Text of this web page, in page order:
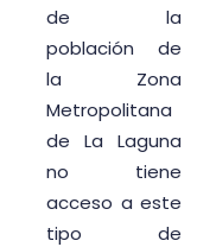
de la
población de
la Zona
Metropolitana
de La Laguna
no tiene
acceso a este
tipo de